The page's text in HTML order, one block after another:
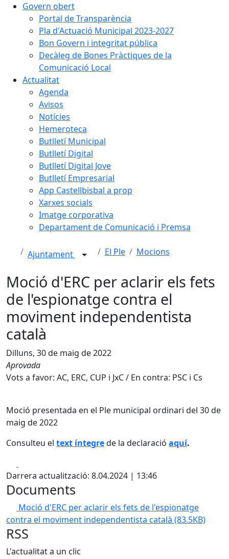
Govern obert
Portal de Transparència
Pla d'Actuació Municipal 2023-2027
Bon Govern i integritat pública
Decàleg de Bones Pràctiques de la
Comunicació Local
Actualitat
Agenda
Avisos
Notícies
Hemeroteca
Butlletí Municipal
Butlletí Digital
Butlletí Digital Jove
Butlletí Empresarial
App Castellbisbal a prop
Xarxes socials
Imatge corporativa
Departament de Comunicació i Premsa
Ajuntament El Ple Mocions
Moció d'ERC per aclarir els fets
de l'espionatge contra el
moviment independentista
català
Dilluns, 30 de maig de 2022
Aprovada
Vots a favor: AC, ERC, CUP i JxC / En contra: PSC i Cs
Moció presentada en el Ple municipal ordinari del 30 de
maig de 2022
Consulteu el text íntegrede la declaració aquí.
Darrera actualització: 8.04.2024 | 13:46
Documents
Moció d'ERC per aclarir els fets de l'espionatge
contra el moviment independentista català (83.5KB)
RSS
L'actualitat a un clic